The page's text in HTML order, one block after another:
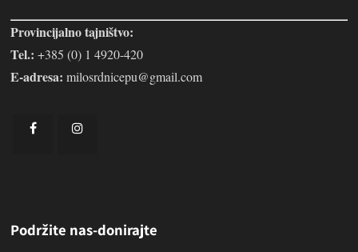
Provincijalno tajništvo:
Tel.:+385 (0) 1 4920-420
E-adresa:milosrdnicepu@gmail.com
Podržite nas-donirajte